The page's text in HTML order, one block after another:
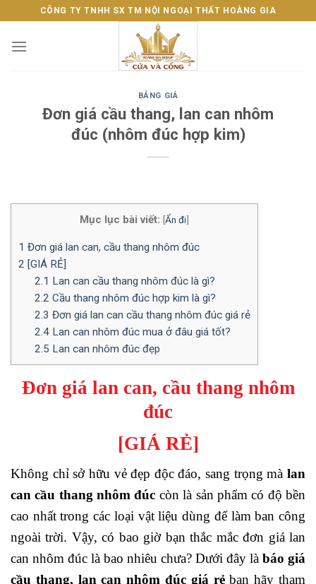
to
content
CÔNG TY TNHH SX TM NỘI NGOẠI THẤT HOÀNG GIA
BẢNG GIÁ
Đơn giá cầu thang, lan can nhôm
đúc (nhôm đúc hợp kim)
Mục lục bài viết: [Ẩn đi]
1 Đơn giá lan can, cầu thang nhôm đúc
2 [GIÁ RẺ]
2.1 Lan can cầu thang nhôm đúc là gì?
2.2 Cầu thang nhôm đúc hợp kim là gì?
2.3 Đơn giá lan can cầu thang nhôm đúc giá rẻ
2.4Lan can nhôm đúc mua ở đâu giá tốt?
2.5 Lan can nhôm đúc đẹp
Đơn giá lan can, cầu thang nhôm
đúc
[GIÁ RẺ]
Không chỉ sở hữu vẻ đẹp độc đáo, sang trọng mà lan
can cầu thang nhôm đúc còn là sản phẩm có độ bền
cao nhất trong các loại vật liệu dùng để làm ban công
ngoài trời. Vậy, có bao giờ bạn thắc mắc đơn giá lan
can nhôm đúc là bao nhiêu chưa? Dưới đây là báo giá
cầu thang, lan can nhôm đúc giá rẻbạn hãy tham